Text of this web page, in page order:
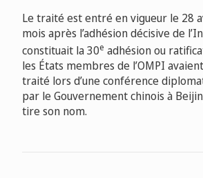
Le traité est entré en vigueur le 28
mois après l’adhésion décisive de
constituait la 30e adhésion ou
les États membres de l’OMPI
traité lors d’une conférence
par le Gouvernement chinois à
tire son nom.